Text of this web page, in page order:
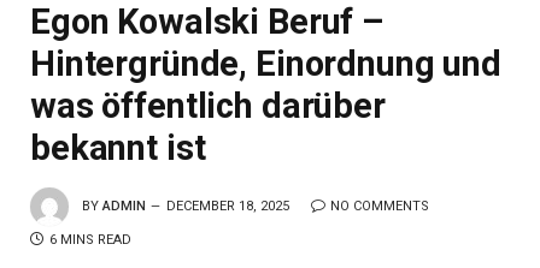
Egon Kowalski Beruf –
Hintergründe, Einordnung und
was öffentlich darüber
bekannt ist
BY ADMIN DECEMBER 18, 2025 NO COMMENTS
6 MINS READ